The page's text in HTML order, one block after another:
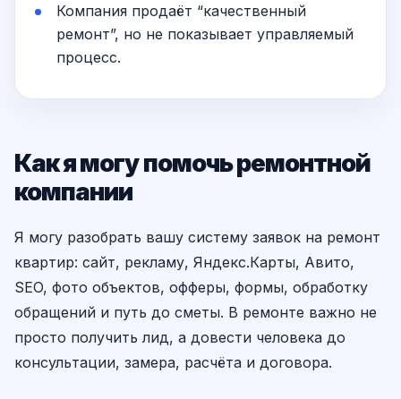
Компания продаёт “качественный
ремонт”, но не показывает управляемый
процесс.
Как я могу помочь ремонтной
компании
Я могу разобрать вашу систему заявок на ремонт
квартир: сайт, рекламу, Яндекс.Карты, Авито,
SEO, фото объектов, офферы, формы, обработку
обращений и путь до сметы. В ремонте важно не
просто получить лид, а довести человека до
консультации, замера, расчёта и договора.